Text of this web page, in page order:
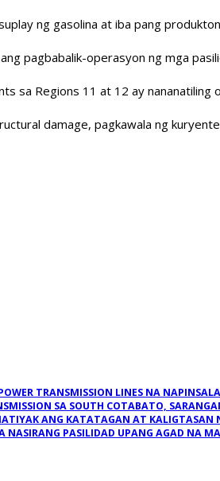
ng gasolina at iba pang
pagbabalik-operasyon ng mga
sa Regions 11 at 12 ay nananatiling
damage, pagkawala ng
TRANSMISSION LINES NA
SA SOUTH COTABATO,
ANG KATATAGAN AT KALIGTASAN
PASILIDAD UPANG AGAD NA